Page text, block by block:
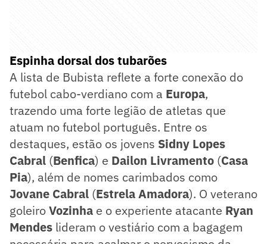
Espinha dorsal dos tubarões
A lista de Bubista reflete a forte conexão do
futebol cabo-verdiano com a Europa,
trazendo uma forte legião de atletas que
atuam no futebol português. Entre os
destaques, estão os jovens Sidny Lopes
Cabral (Benfica) e Dailon Livramento (Casa
Pia), além de nomes carimbados como
Jovane Cabral (Estrela Amadora). O veterano
goleiroVozinha e o experiente atacante Ryan
Mendes lideram o vestiário com a bagagem